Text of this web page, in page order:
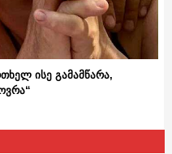
ისე გამამწარა,